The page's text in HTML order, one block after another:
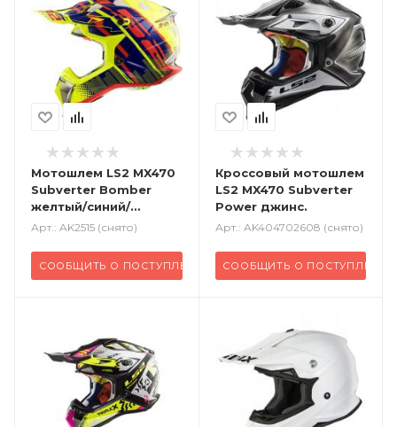
Мотошлем LS2 MX470
Subverter Bomber
желтый/синий/
красный
Арт.: AK2515 (снято)
СООБЩИТЬ О ПОСТУПЛЕНИИ
Кроссовый мотошлем
LS2 MX470 Subverter
Power джинс.
Арт.: AK404702608 (снято)
СООБЩИТЬ О ПОСТУПЛЕНИИ